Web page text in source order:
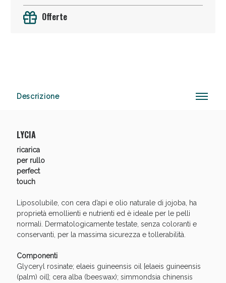
Offerte
Descrizione
LYCIA
ricarica
per rullo
perfect
touch
Liposolubile, con cera d’api e olio naturale di jojoba, ha
proprietà emollienti e nutrienti ed è ideale per le pelli
normali. Dermatologicamente testate, senza coloranti e
conservanti, per la massima sicurezza e tollerabilità.
Componenti
Glyceryl rosinate; elaeis guineensis oil [elaeis guineensis
(palm) oil]; cera alba (beeswax); simmondsia chinensis
Vie Urinarie e Prostata: Sconti fino al 45% oggi!